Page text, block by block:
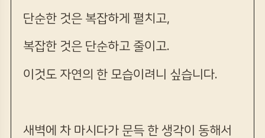
단순한 것은 복잡하게 펼치고,
복잡한 것은 단순하고 줄이고.
이것도 자연의 한 모습이려니 싶습니다.
새벽에 차 마시다가 문득 한 생각이 동해서